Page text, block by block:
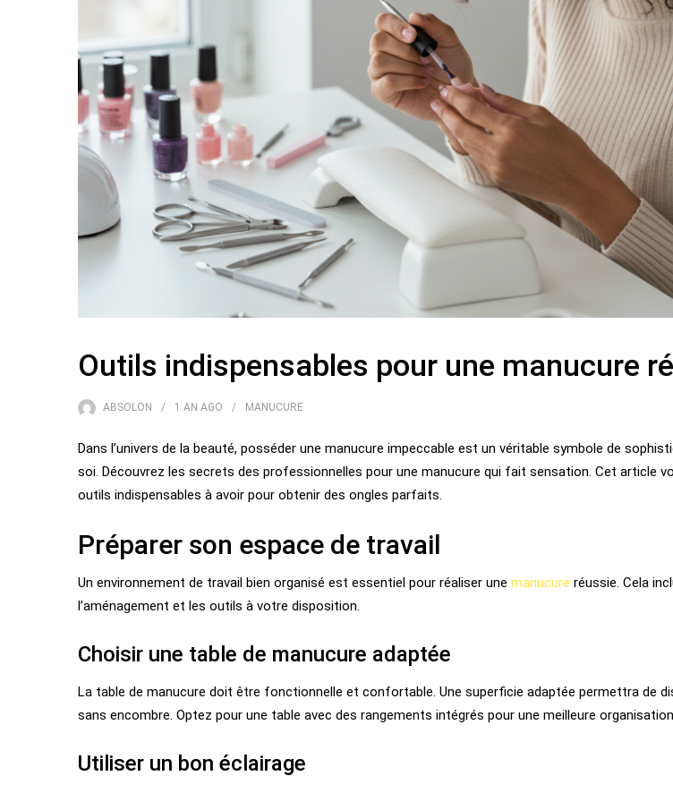
Outils indispensables pour une manucure
ABSOLON 1 AN AGO MANUCURE
Dans l’univers de la beauté, posséder une manucure impeccable est un véritable symbole de
soi. Découvrez les secrets des professionnelles pour une manucure qui fait sensation. Cet article
outils indispensables à avoir pour obtenir des ongles parfaits.
Préparer son espace de travail
Un environnement de travail bien organisé est essentiel pour réaliser une manucure réussie. Cela
l’aménagement et les outils à votre disposition.
Choisir une table de manucure adaptée
La table de manucure doit être fonctionnelle et confortable. Une superficie adaptée permettra de
sans encombre. Optez pour une table avec des rangements intégrés pour une meilleure
Utiliser un bon éclairage